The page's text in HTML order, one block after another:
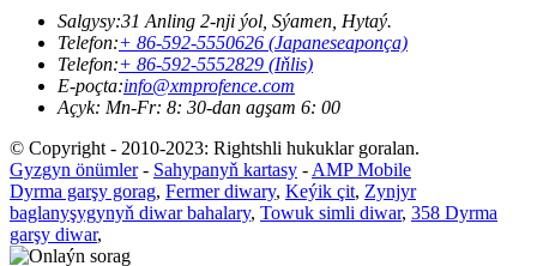
Salgysy:31 Anling 2-nji ýol, Sýamen, Hytaý.
Telefon:+ 86-592-5550626 (Japaneseaponça)
Telefon:+ 86-592-5552829 (Iňlis)
E-poçta:info@xmprofence.com
Açyk: Mn-Fr: 8: 30-dan agşam 6: 00
© Copyright - 2010-2023: Rightshli hukuklar goralan.
Gyzgyn önümler- Sahypanyň kartasy - AMP Mobile
Dyrma garşy gorag, Fermer diwary, Keýik çit, Zynjyr
baglanyşygynyň diwar bahalary, Towuk simli diwar, 358 Dyrma
garşy diwar,